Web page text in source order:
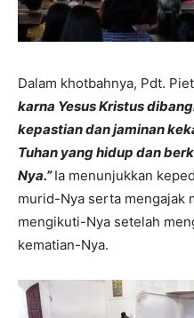
Dalam khotbahnya, Pdt.
karna Yesus Kristus
kepastian dan jaminan
Tuhan yang hidup dan
Nya.” Ia menunjukkan
murid-Nya serta mengajak
mengikuti-Nya setelah
kematian-Nya.